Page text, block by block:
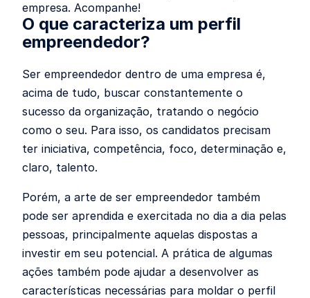
empresa. Acompanhe!
O que caracteriza um perfil
empreendedor?
Ser empreendedor dentro de uma empresa é,
acima de tudo, buscar constantemente o
sucesso da organização, tratando o negócio
como o seu. Para isso, os candidatos precisam
ter iniciativa, competência, foco, determinação e,
claro, talento.
Porém, a arte de ser empreendedor também
pode ser aprendida e exercitada no dia a dia pelas
pessoas, principalmente aquelas dispostas a
investir em seu potencial. A prática de algumas
ações também pode ajudar a desenvolver as
características necessárias para moldar o perfil